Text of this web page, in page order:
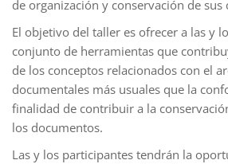
de organización y conservación de sus
El objetivo del taller es ofrecer a las y
conjunto de herramientas que
de los conceptos relacionados con el
documentales más usuales que la
finalidad de contribuir a la
los documentos.
Las y los participantes tendrán la